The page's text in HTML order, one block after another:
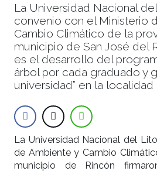
La Universidad Nacional
convenio con el Ministerio
Cambio Climático de la
municipio de San José del
es el desarrollo del
árbol por cada graduado y
universidad” en la localidad
La Universidad Nacional del
de Ambiente y Cambio
municipio de Rincón